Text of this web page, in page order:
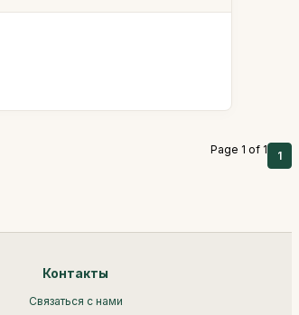
Page 1 of 1 1
Контакты
Связаться с нами